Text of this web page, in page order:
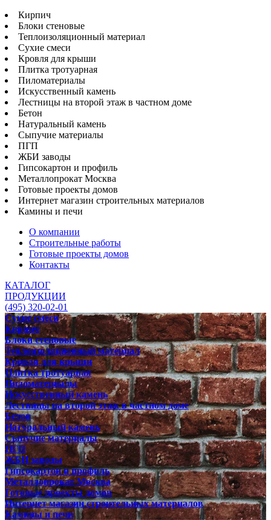
Кирпич
Блоки стеновые
Теплоизоляционный материал
Сухие смеси
Кровля для крыши
Плитка тротуарная
Пиломатериалы
Искусственный камень
Лестницы на второй этаж в частном доме
Бетон
Натуральный камень
Сыпучие материалы
ПГП
ЖБИ заводы
Гипсокартон и профиль
Металлопрокат Москва
Готовые проекты домов
Интернет магазин строительных материалов
Камины и печи
О компании
Строительные работы
Готовые проекты домов
Контакты
КАТАЛОГ
ПРОДУКЦИИ
(495) 320-02-01
Сухие смеси
Кирпич
Блоки стеновые
Теплоизоляционный материал
Кровля для крыши
Плитка тротуарная
Пиломатериалы
Искусственный камень
Лестницы на второй этаж в частном доме
Бетон
Натуральный камень
Сыпучие материалы
ПГП
ЖБИ заводы
Гипсокартон и профиль
Металлопрокат Москва
Готовые проекты домов
Интернет магазин строительных материалов
Камины и печи